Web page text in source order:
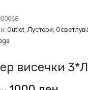
Outlet,Лустери,
висечки